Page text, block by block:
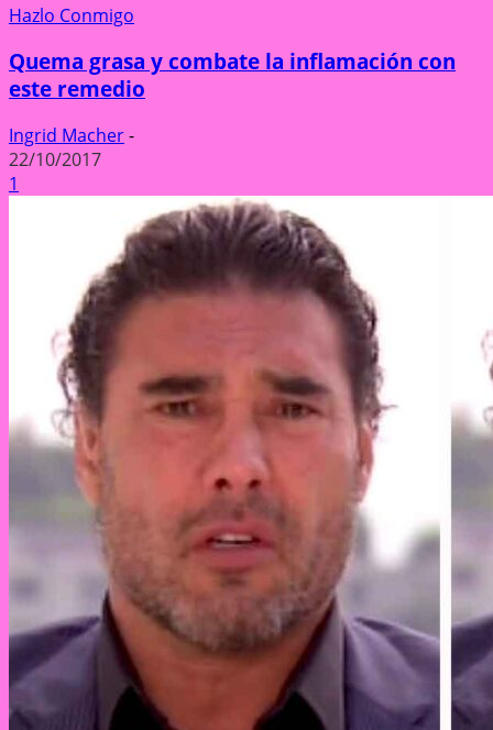
Hazlo Conmigo
Quema grasa y combate la inflamación con
este remedio
Ingrid Macher-
22/10/2017
1